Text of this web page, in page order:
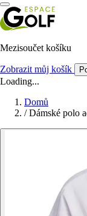
Mezisoučet košíku
Zobrazit můj košík
Loading...
Domů
/ Dámské polo